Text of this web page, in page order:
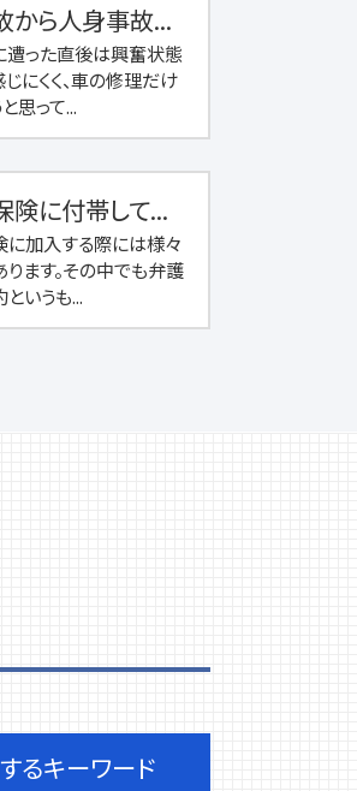
から人身事故...
遭った直後は興奮状態
にくく、車の修理だけ
思って...
険に付帯して...
に加入する際には様々
ます。その中でも弁護
いうも...
るキーワード